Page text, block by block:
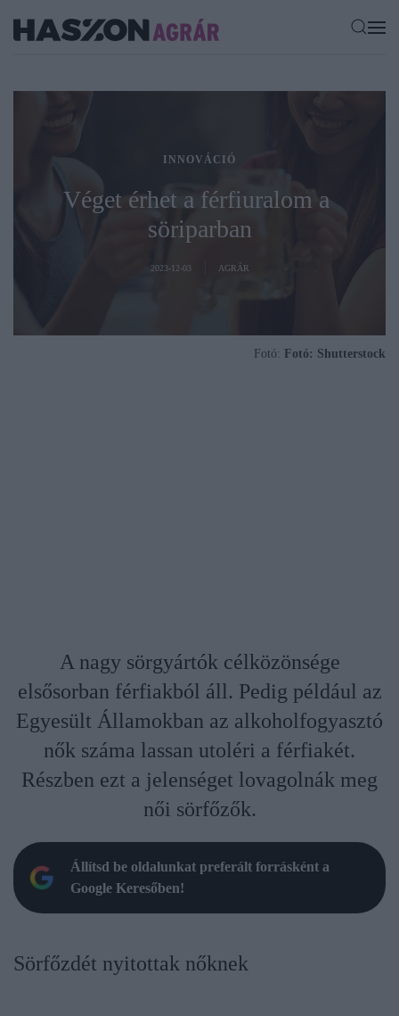
INNOVÁCIÓ
Véget érhet a férfiuralom a
söriparban
2023-12-03 AGRÁR
Fotó: Fotó: Shutterstock
A nagy sörgyártók célközönsége
elsősorban férfiakból áll. Pedig például az
Egyesült Államokban az alkoholfogyasztó
nők száma lassan utoléri a férfiakét.
Részben ezt a jelenséget lovagolnák meg
női sörfőzők.
Állítsd be oldalunkat preferált forrásként a
Google Keresőben!
Sörfőzdét nyitottak nőknek